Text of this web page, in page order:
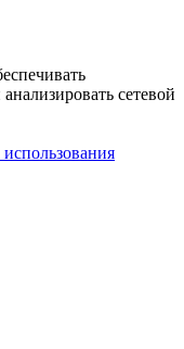
сетевой